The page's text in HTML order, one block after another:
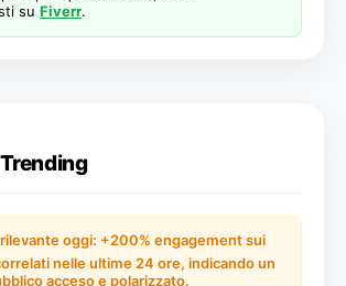
su Fiverr.
rilevante oggi: +200% engagement sui
nelle ultime 24 ore, indicando un
acceso e polarizzato.